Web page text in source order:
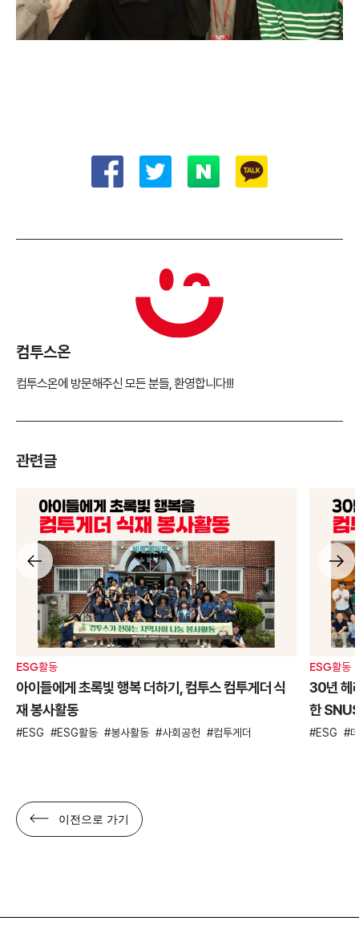
컴투스온
컴투스온에 방문해주신 모든 분들, 환영합니다!!!
관련글
ESG활동
아이들에게 초록빛 행복 더하기, 컴투스 컴투게더 식
재 봉사활동
ESG ESG활동 봉사활동 사회공헌 컴투게더
ESG활동
30년 헤
한
ESG
이전으로 가기